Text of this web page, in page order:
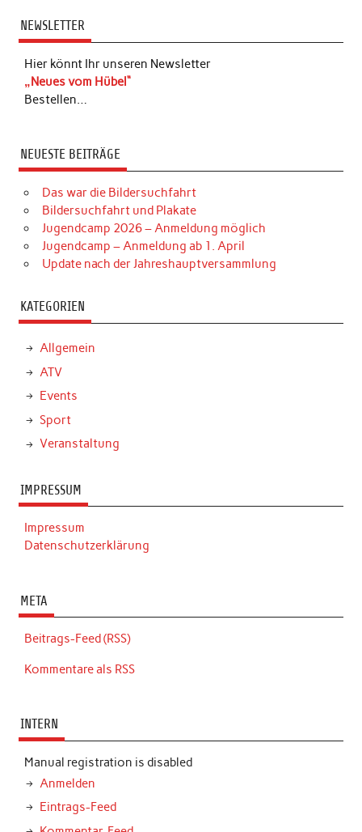
NEWSLETTER
Hier könnt Ihr unseren Newsletter
„Neues vom Hübel“
Bestellen…
NEUESTE BEITRÄGE
Das war die Bildersuchfahrt
Bildersuchfahrt und Plakate
Jugendcamp 2026 – Anmeldung möglich
Jugendcamp – Anmeldung ab 1. April
Update nach der Jahreshauptversammlung
KATEGORIEN
Allgemein
ATV
Events
Sport
Veranstaltung
IMPRESSUM
Impressum
Datenschutzerklärung
META
Beitrags-Feed (RSS)
Kommentare als RSS
INTERN
Manual registration is disabled
Anmelden
Eintrags-Feed